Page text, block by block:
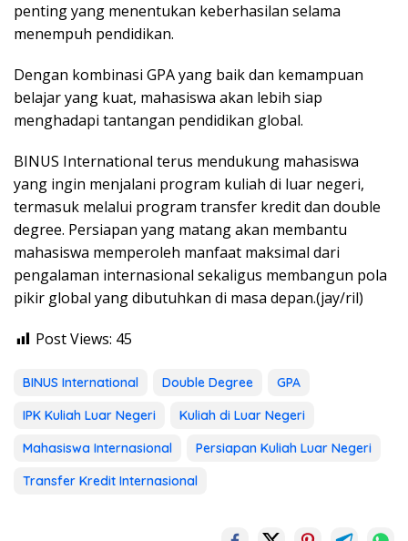
penting yang menentukan keberhasilan selama
menempuh pendidikan.
Dengan kombinasi GPA yang baik dan kemampuan
belajar yang kuat, mahasiswa akan lebih siap
menghadapi tantangan pendidikan global.
BINUS International terus mendukung mahasiswa
yang ingin menjalani program kuliah di luar negeri,
termasuk melalui program transfer kredit dan double
degree. Persiapan yang matang akan membantu
mahasiswa memperoleh manfaat maksimal dari
pengalaman internasional sekaligus membangun pola
pikir global yang dibutuhkan di masa depan.(jay/ril)
Post Views: 45
BINUS International Double Degree
GPA
IPK Kuliah Luar Negeri
Kuliah di Luar Negeri
Mahasiswa Internasional
Persiapan Kuliah Luar Negeri
Transfer Kredit Internasional